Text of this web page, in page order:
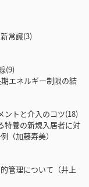
常識(3)
(9)
エネルギー制限の結
トと介入のコツ(18)
特養の新規入居者に対
（加藤寿美）
管理について（井上